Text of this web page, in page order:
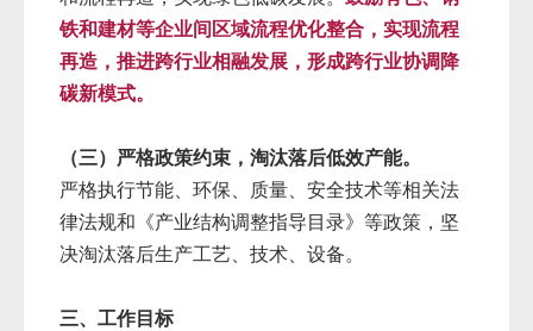
铁和建材等企业间区域流程优化整合，实现流程
再造，推进跨行业相融发展，形成跨行业协调降
碳新模式。
（三）严格政策约束，淘汰落后低效产能。
严格执行节能、环保、质量、安全技术等相关法
律法规和《产业结构调整指导目录》等政策，坚
决淘汰落后生产工艺、技术、设备。
三、工作目标